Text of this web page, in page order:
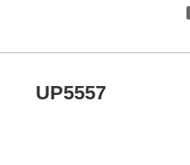
UP5557